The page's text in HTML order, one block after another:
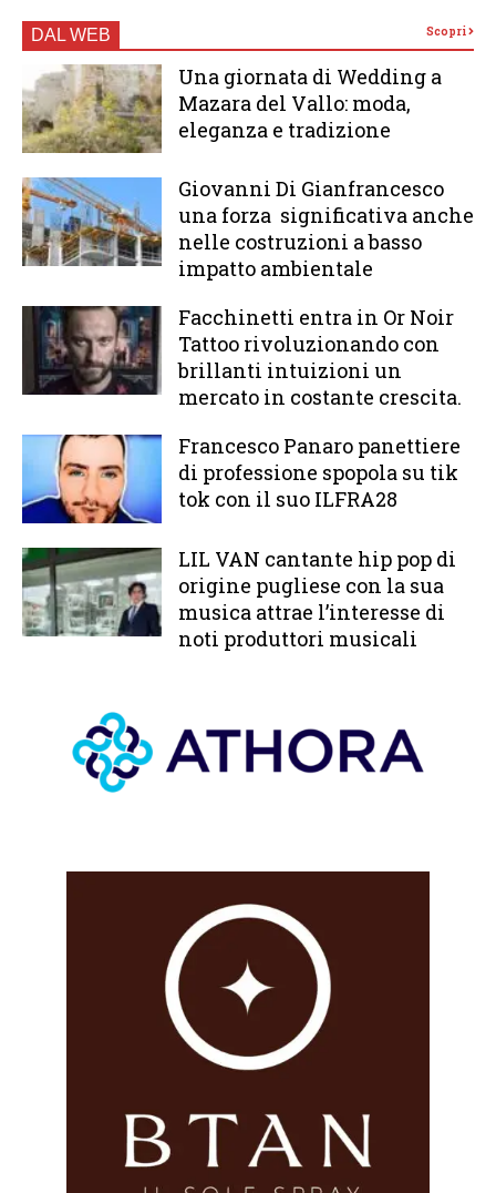
DAL WEB Scopri
Una giornata di Wedding a
Mazara del Vallo: moda,
eleganza e tradizione
Giovanni Di Gianfrancesco
una forza significativa anche
nelle costruzioni a basso
impatto ambientale
Facchinetti entra in Or Noir
Tattoo rivoluzionando con
brillanti intuizioni un
mercato in costante crescita.
Francesco Panaro panettiere
di professione spopola su tik
tok con il suo ILFRA28
LIL VAN cantante hip pop di
origine pugliese con la sua
musica attrae l’interesse di
noti produttori musicali